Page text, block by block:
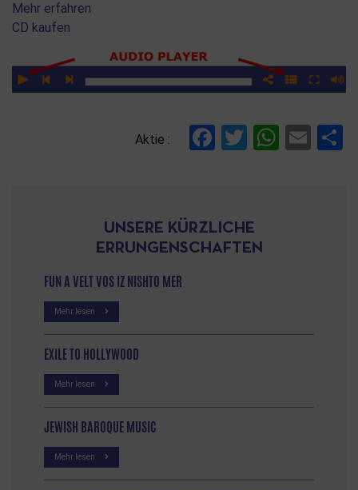
Mehr erfahren
CD kaufen
Aktie : Facebook
Twitter
UNSERE KÜRZLICHE
ERRUNGENSCHAFTEN
FUN A VELT VOS IZ NISHTO MER
Mehr lesen
EXILE TO HOLLYWOOD
Mehr lesen
JEWISH BAROQUE MUSIC
Mehr lesen